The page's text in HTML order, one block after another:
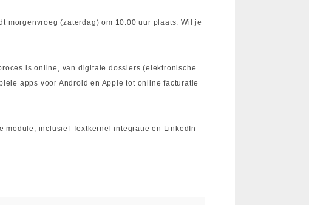
morgenvroeg (zaterdag) om 10.00 uur plaats. Wil je
is online, van digitale dossiers (elektronische
apps voor Android en Apple tot online facturatie
inclusief Textkernel integratie en LinkedIn